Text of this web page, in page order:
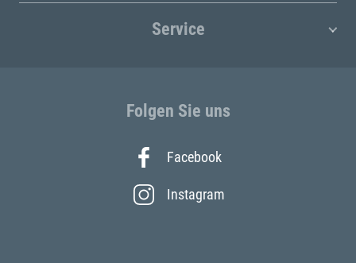
Service
Folgen Sie uns
Facebook
Instagram